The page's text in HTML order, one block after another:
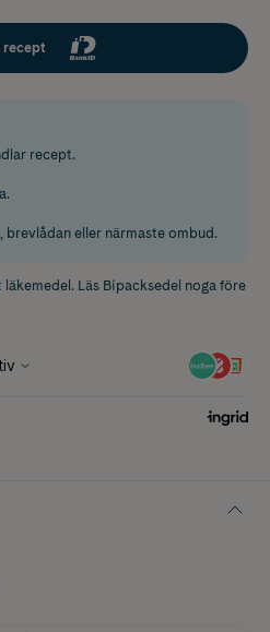
recept
recept.
eller närmaste ombud.
Läs Bipacksedel noga före